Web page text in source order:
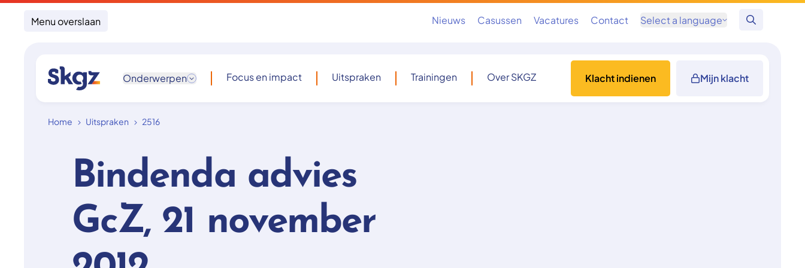
Menu overslaan Nieuws Casussen Vacatures Contact Select a language
Zoeken
Onderwerpen Focus en impact Uitspraken Trainingen Over SKGZ Klacht indienen Mijn klacht
Home Uitspraken 2516
Bindenda advies
GcZ, 21 november